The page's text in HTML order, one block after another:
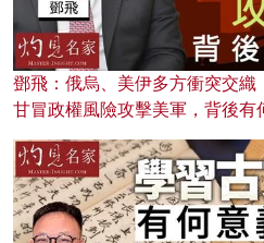
鄧飛：俄烏、美伊多方衝突交織
甘冒政權風險攻擊美軍，背後有